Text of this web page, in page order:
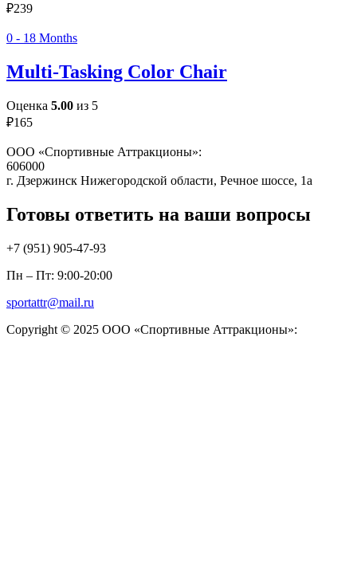
₽239
0 - 18 Months
Multi-Tasking Color Chair
Оценка 5.00 из 5
₽165
ООО «Спортивные Аттракционы»:
606000
г. Дзержинск Нижегородской области, Речное шоссе, 1а
Готовы ответить на ваши вопросы
+7 (951) 905-47-93
Пн – Пт: 9:00-20:00
sportattr@mail.ru
Copyright © 2025 ООО «Спортивные Аттракционы»: